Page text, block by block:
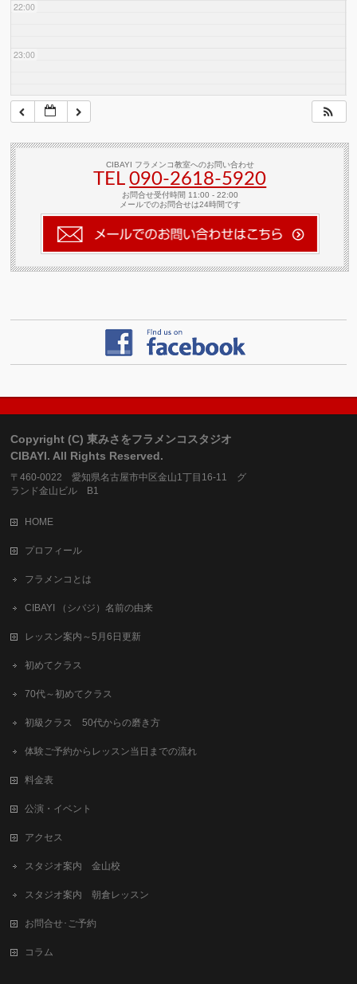
22:00
23:00
CIBAYI フラメンコ教室へのお問い合わせ
TEL090-2618‐5920
お問合せ受付時間 11:00 - 22:00
メールでのお問合せは24時間です
Copyright (C) 東みさをフラメンコスタジオ
CIBAYI. All Rights Reserved.
〒460-0022 愛知県名古屋市中区金山1丁目16-11 グ
ランド金山ビル B1
HOME
プロフィール
フラメンコとは
CIBAYI （シバジ）名前の由来
レッスン案内～5月6日更新
初めてクラス
70代～初めてクラス
初級クラス 50代からの磨き方
体験ご予約からレッスン当日までの流れ
料金表
公演・イベント
アクセス
スタジオ案内 金山校
スタジオ案内 朝倉レッスン
お問合せ･ご予約
コラム